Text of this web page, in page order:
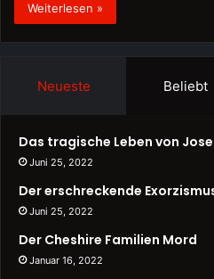
Weiterlesen »
Neueste Beliebt
Das tragische Leben von
Juni 25, 2022
Der erschreckende
Juni 25, 2022
Der Cheshire Familien Mord
Januar 16, 2022